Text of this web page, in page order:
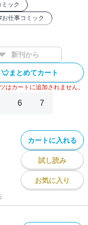
ミック
お仕事コミック
新刊から
まとめてカート
カートに追加されません。
6 7
カートに入れる
試し読み
お気に入り